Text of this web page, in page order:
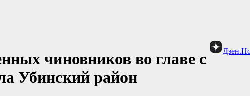
чиновников во главе с
Убинский район